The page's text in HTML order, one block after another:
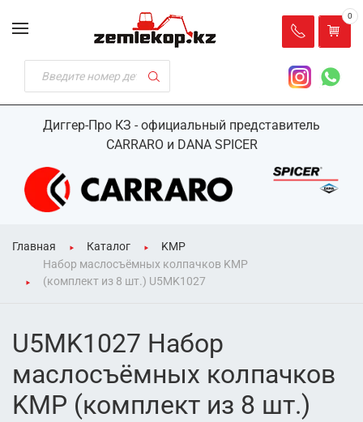
Диггер-Про КЗ - официальный представитель
CARRARO и DANA SPICER
0
Главная Каталог
KMP
Набор маслосъёмных колпачков KMP
(комплект из 8 шт.) U5MK1027
U5MK1027 Набор
маслосъёмных колпачков
KMP (комплект из 8 шт.)